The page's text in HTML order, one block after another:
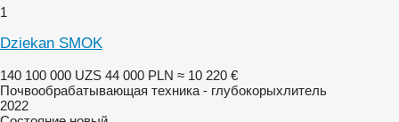
1
Dziekan SMOK
140 100 000 UZS 44 000 PLN ≈ 10 220 €
Почвообрабатывающая техника - глубокорыхлитель
2022